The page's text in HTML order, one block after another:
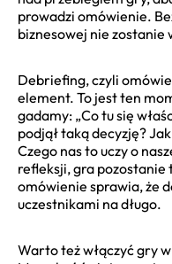
prowadzi omówienie.
biznesowej nie zostanie
Debriefing, czyli
element. To jest ten
gadamy: „Co tu się
podjął taką decyzję?
Czego nas to uczy o
refleksji, gra
omówienie sprawia, że
uczestnikami na długo.
Warto też włączyć gry